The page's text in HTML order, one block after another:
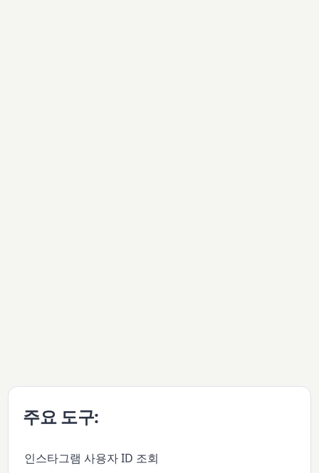
주요 도구:
인스타그램 사용자 ID 조회